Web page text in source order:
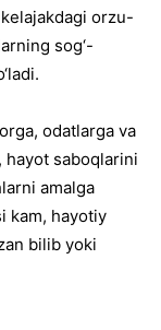
orzu-
sog‘-
odatlarga va
hayot saboqlarini
amalga
kam, hayotiy
bilib yoki